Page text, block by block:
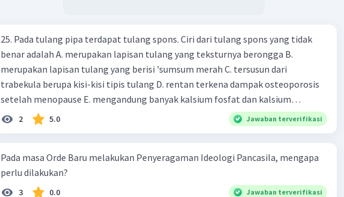
25. Pada tulang pipa terdapat tulang spons. Ciri dari tulang spons yang tidak
benar adalah A. merupakan lapisan tulang yang teksturnya berongga B.
merupakan lapisan tulang yang berisi 'sumsum merah C. tersusun dari
trabekula berupa kisi-kisi tipis tulang D. rentan terkena dampak osteoporosis
setelah menopause E. mengandung banyak kalsium fosfat dan kalsium
karbonat
2 5.0 Jawaban terverifikasi
Pada masa Orde Baru melakukan Penyeragaman Ideologi Pancasila, mengapa
perlu dilakukan?
3 0.0 Jawaban terverifikasi